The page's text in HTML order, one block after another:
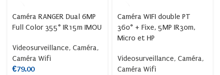
Caméra RANGER Dual 6MP
Full Color 355° IR15m IMOU
Videosurveillance, Caméra,
Caméra Wifi
€79.00
Caméra WIFI double PT
360° + Fixe, 5MP IR30m,
Micro et HP
Videosurveillance, Caméra,
Caméra Wifi